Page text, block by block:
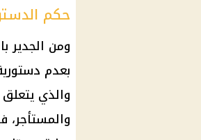
حكم
والذي يتعلق
والمستأجر،